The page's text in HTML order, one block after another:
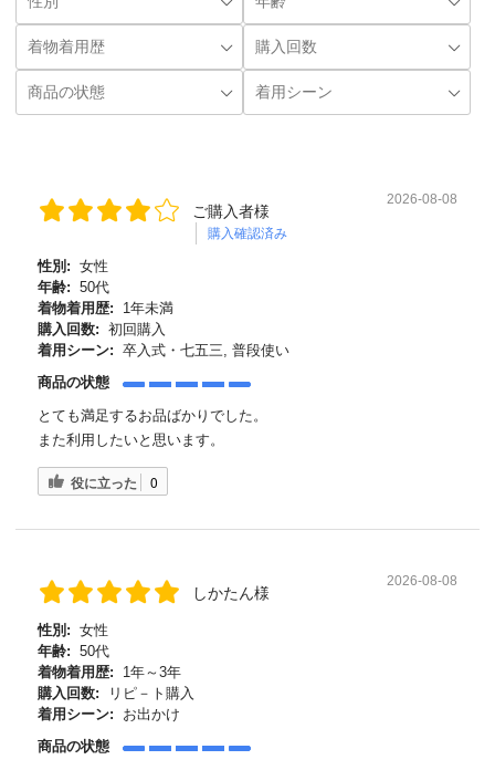
ご購入者様
購入確認済み
2026-08-08
性別: 女性
年齢: 50代
着物着用歴:
1年未満
購入回数: 初回購入
着用シーン: 卒入式・七五三, 普段使い
商品の状態
とても満足するお品ばかりでした。
また利用したいと思います。
役に立った 0
しかたん様
2026-08-08
性別: 女性
年齢: 50代
着物着用歴:
1年～3年
購入回数:
リピ－ト購入
着用シーン:
お出かけ
商品の状態